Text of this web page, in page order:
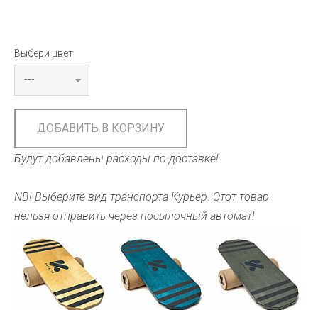
Выбери цвет
ДОБАВИТЬ В КОРЗИНУ
Будут добавлены расходы по доставке!
NB! Выберите вид транспорта Курьер. Этот товар
нельзя отправить через посылочный автомат!